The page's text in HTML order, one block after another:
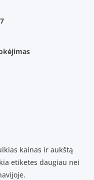
kainas ir aukštą
etiketes daugiau nei